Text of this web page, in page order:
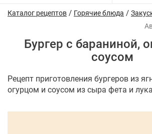
Каталог рецептов / Горячие блюда /
Бургер с бараниной,
соусом
Рецепт приготовления бургеров из
огурцом и соусом из сыра фета и